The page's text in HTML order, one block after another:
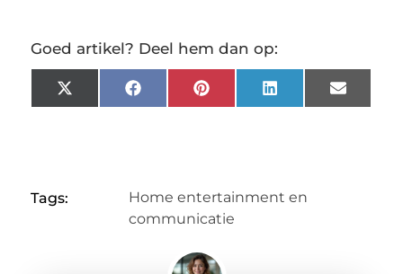
Goed artikel? Deel hem dan op:
X
(Twitter)
Facebook Pinterest LinkedIn Email
Tags:
Home entertainment en
communicatie